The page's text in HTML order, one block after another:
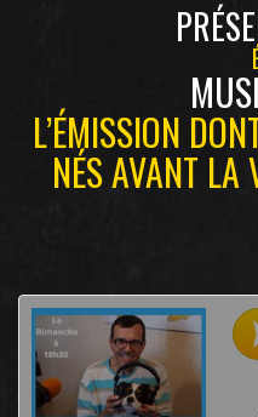
L’ÉMISSION
NÉS AVANT LA